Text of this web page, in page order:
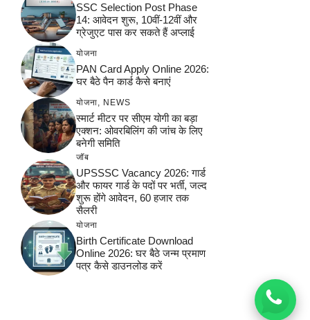
SSC Selection Post Phase
14: आवेदन शुरू, 10वीं-12वीं और
ग्रेजुएट पास कर सकते हैं अप्लाई
योजना
PAN Card Apply Online 2026:
घर बैठे पैन कार्ड कैसे बनाएं
योजना NEWS
स्मार्ट मीटर पर सीएम योगी का बड़ा
एक्शन: ओवरबिलिंग की जांच के लिए
बनेगी समिति
जॉब
UPSSSC Vacancy 2026: गार्ड
और फायर गार्ड के पदों पर भर्ती, जल्द
शुरू होंगे आवेदन, 60 हजार तक
सैलरी
योजना
Birth Certificate Download
Online 2026: घर बैठे जन्म प्रमाण
पत्र कैसे डाउनलोड करें